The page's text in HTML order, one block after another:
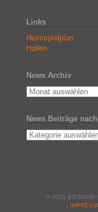
Links
Heimspielplan
Hallen
News Archiv
News Beiträge
© 2026 BG BONN
|